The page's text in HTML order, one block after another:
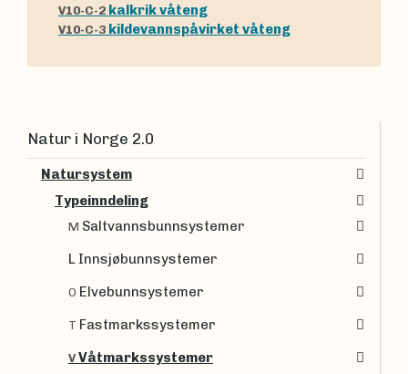
V10-C-2 kalkrik våteng
V10-C-3 kildevannspåvirket våteng
Natur i Norge 2.0
Natursystem
Typeinndeling
M Saltvannsbunnsystemer
L Innsjøbunnsystemer
O Elvebunnsystemer
T Fastmarkssystemer
V Våtmarkssystemer